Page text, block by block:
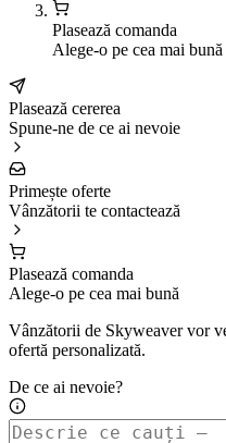
Plasează comanda
Alege-o pe cea mai bună
Plasează cererea
Spune-ne de ce ai nevoie
Primește oferte
Vânzătorii te contactează
Plasează comanda
Alege-o pe cea mai bună
Vânzătorii de Skyweaver vor
ofertă personalizată.
De ce ai nevoie?